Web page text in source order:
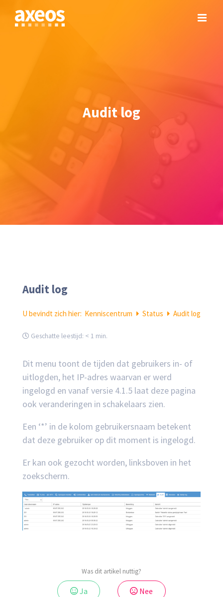
Audit log
Audit log
U bevindt zich hier: Kenniscentrum Status Audit log
Geschatte leestijd: < 1 min.
Dit menu toont de tijden dat gebruikers in- of
uitlogden, het IP-adres waarvan er werd
ingelogd en vanaf versie 4.1.5 laat deze pagina
ook veranderingen in schakelaars zien.
Een ‘*’ in de kolom gebruikersnaam betekent
dat deze gebruiker op dit moment is ingelogd.
Er kan ook gezocht worden, linksboven in het
zoekscherm.
Was dit artikel nuttig?
Ja Nee